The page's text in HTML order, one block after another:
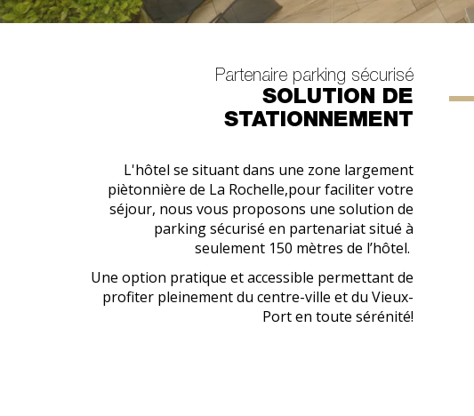
Partenaire parking sécurisé
SOLUTION DE
STATIONNEMENT
L'hôtel se situant dans une zone largement
piètonnière de La Rochelle,pour faciliter votre
séjour, nous vous proposons une solution de
parking sécurisé en partenariat situé à
seulement 150 mètres de l’hôtel.
Une option pratique et accessible permettant de
profiter pleinement du centre-ville et du Vieux-
Port en toute sérénité!